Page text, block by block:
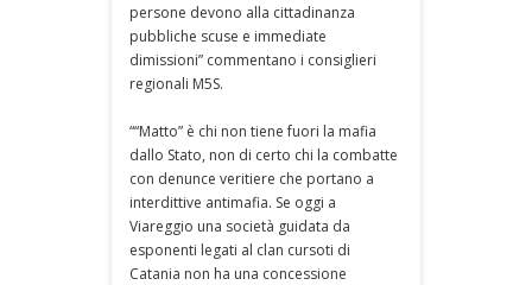
persone devono alla cittadinanza
pubbliche scuse e immediate
dimissioni” commentano i consiglieri
regionali M5S.
““Matto” è chi non tiene fuori la mafia
dallo Stato, non di certo chi la combatte
con denunce veritiere che portano a
interdittive antimafia. Se oggi a
Viareggio una società guidata da
esponenti legati al clan cursoti di
Catania non ha una concessione